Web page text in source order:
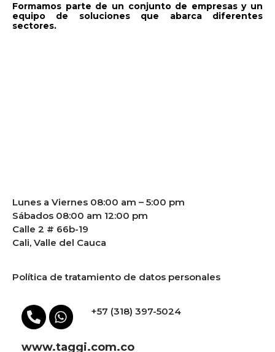
Formamos parte de un conjunto de empresas y un
equipo de soluciones que abarca diferentes
sectores.
Lunes a Viernes 08:00 am – 5:00 pm
Sábados 08:00 am 12:00 pm
Calle 2 # 66b-19
Cali, Valle del Cauca
Política de tratamiento de datos personales
+57 (318) 397-5024
www.taggi.com.co